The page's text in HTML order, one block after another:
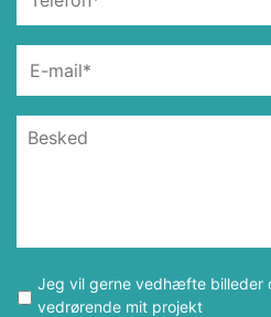
Jeg vil gerne vedhæfte billeder
vedrørende mit projekt